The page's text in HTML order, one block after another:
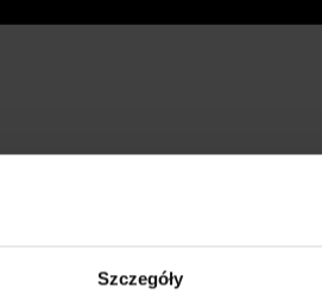
Szczegóły